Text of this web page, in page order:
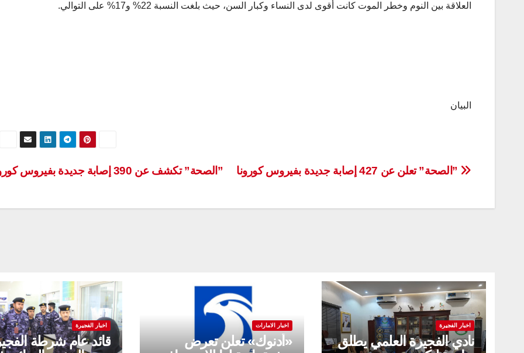
العلاقة بين النوم وخطر الموت كانت أقوى لدى النساء وكبار السن، حيث بلغت النسبة 22% و17% على التوالي.
البيان
تصفّح
”الصحة” تكشف عن 390 إصابة جديدة بفيروس كورونا ”الصحة” تعلن عن 427 إصابة جديدة بفيروس كورونا
اخبار الفجيرة
نادي الفجيرة العلمي يطلق
اخبار الامارات
«أدنوك» تعلن تعرض
اخبار الفجيرة
قائد عام شرطة